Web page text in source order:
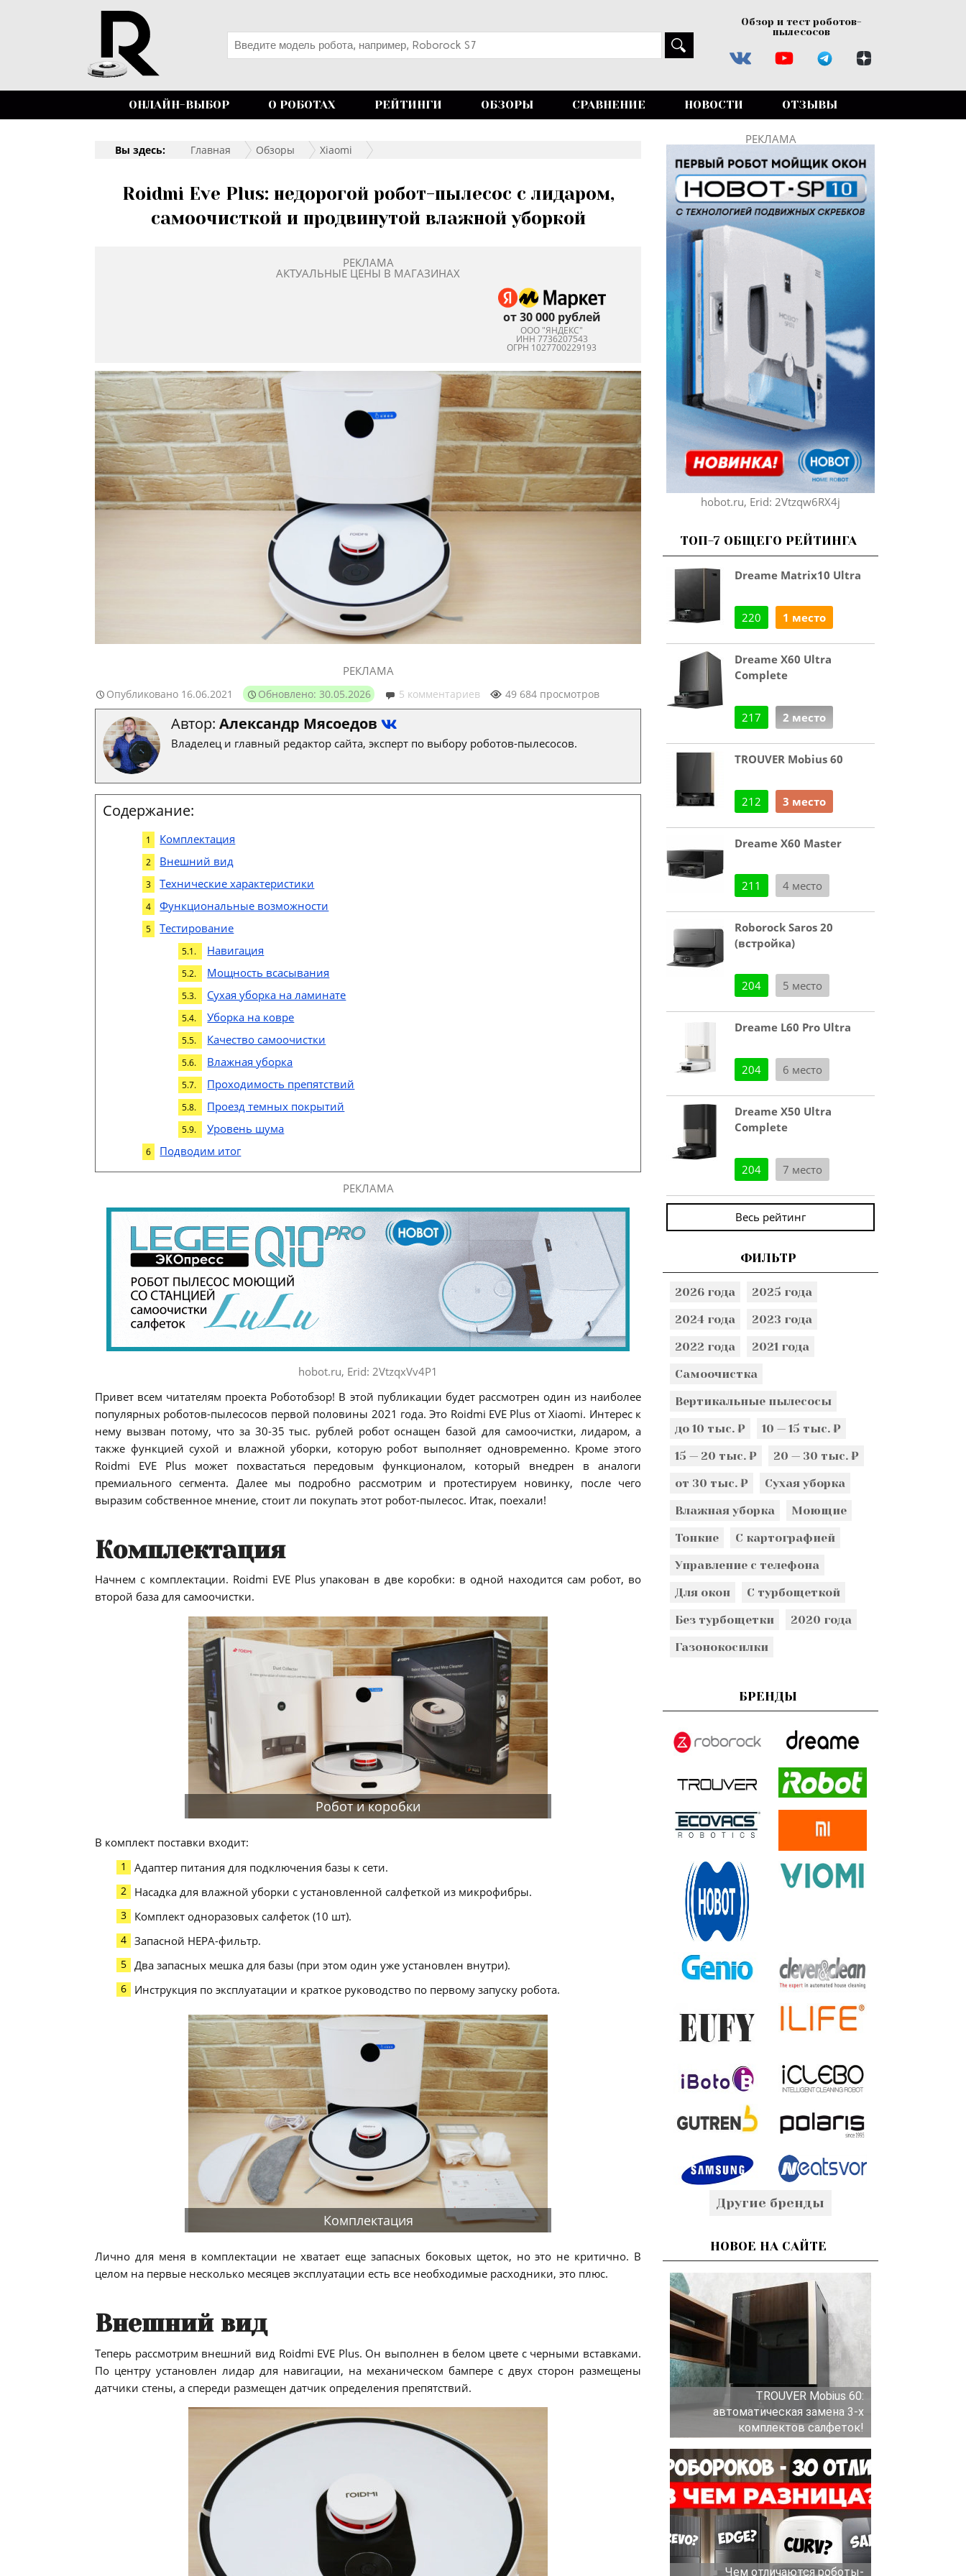
Обзор и тест роботов-
пылесосов
ОНЛАЙН-ВЫБОР О РОБОТАХ РЕЙТИНГИ ОБЗОРЫ СРАВНЕНИЕ НОВОСТИ ОТЗЫВЫ
Вы здесь: Главная Обзоры Xiaomi
Roidmi Eve Plus: недорогой робот-пылесос с лидаром,
самоочисткой и продвинутой влажной уборкой
РЕКЛАМА
АКТУАЛЬНЫЕ ЦЕНЫ В МАГАЗИНАХ
от 30 000 рублей
ООО "ЯНДЕКС"
ИНН 7736207543
ОГРН 1027700229193
РЕКЛАМА
Опубликовано 16.06.2021 Обновлено: 30.05.2026 5 комментариев 49 684 просмотров
Автор: Александр Мясоедов
Владелец и главный редактор сайта, эксперт по выбору роботов-пылесосов.
Содержание:
Комплектация
Внешний вид
Технические характеристики
Функциональные возможности
Тестирование
Навигация
Мощность всасывания
Сухая уборка на ламинате
Уборка на ковре
Качество самоочистки
Влажная уборка
Проходимость препятствий
Проезд темных покрытий
Уровень шума
Подводим итог
РЕКЛАМА
hobot.ru, Erid: 2VtzqxVv4P1
Привет всем читателям проекта Роботобзор! В этой публикации будет рассмотрен один из наиболее
популярных роботов-пылесосов первой половины 2021 года. Это Roidmi EVE Plus от Xiaomi. Интерес к
нему вызван потому, что за 30-35 тыс. рублей робот оснащен базой для самоочистки, лидаром, а
также функцией сухой и влажной уборки, которую робот выполняет одновременно. Кроме этого
Roidmi EVE Plus может похвастаться передовым функционалом, который внедрен в аналоги
премиального сегмента. Далее мы подробно рассмотрим и протестируем новинку, после чего
выразим собственное мнение, стоит ли покупать этот робот-пылесос. Итак, поехали!
Комплектация
Начнем с комплектации. Roidmi EVE Plus упакован в две коробки: в одной находится сам робот, во
второй база для самоочистки.
Робот и коробки
В комплект поставки входит:
Адаптер питания для подключения базы к сети.
Насадка для влажной уборки с установленной салфеткой из микрофибры.
Комплект одноразовых салфеток (10 шт).
Запасной HEPA-фильтр.
Два запасных мешка для базы (при этом один уже установлен внутри).
Инструкция по эксплуатации и краткое руководство по первому запуску робота.
Комплектация
Лично для меня в комплектации не хватает еще запасных боковых щеток, но это не критично. В
целом на первые несколько месяцев эксплуатации есть все необходимые расходники, это плюс.
Внешний вид
Теперь рассмотрим внешний вид Roidmi EVE Plus. Он выполнен в белом цвете с черными вставками.
По центру установлен лидар для навигации, на механическом бампере с двух сторон размещены
датчики стены, а спереди размещен датчик определения препятствий.
РЕКЛАМА
hobot.ru, Erid: 2Vtzqw6RX4j
ТОП-7 ОБЩЕГО РЕЙТИНГА
Dreame Matrix10 Ultra
220 1 место
Dreame X60 Ultra
Complete
217 2 место
TROUVER Mobius 60
212 3 место
Dreame X60 Master
211 4 место
Roborock Saros 20
(встройка)
204 5 место
Dreame L60 Pro Ultra
204 6 место
Dreame X50 Ultra
Complete
204 7 место
Весь рейтинг
ФИЛЬТР
2026 года
2025 года
2024 года
2023 года
2022 года
2021 года
Самоочистка
Вертикальные пылесосы
до 10 тыс. ₽
10 — 15 тыс. ₽
15 — 20 тыс. ₽
20 — 30 тыс. ₽
от 30 тыс. ₽
Сухая уборка
Влажная уборка
Моющие
Тонкие
С картографией
Управление с телефона
Для окон
С турбощеткой
Без турбощетки
2020 года
Газонокосилки
БРЕНДЫ
Другие бренды
НОВОЕ НА САЙТЕ
TROUVER Mobius 60:
автоматическая замена 3-х
комплектов салфеток!
Чем отличаются роботы-